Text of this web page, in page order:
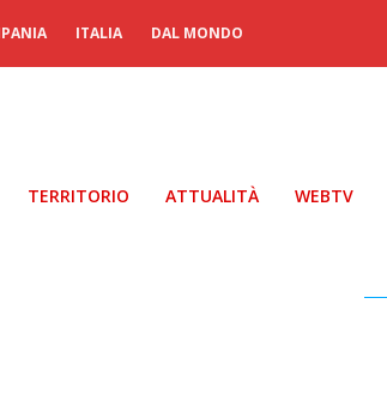
ITALIA DAL MONDO
TERRITORIO ATTUALITÀ WEBTV